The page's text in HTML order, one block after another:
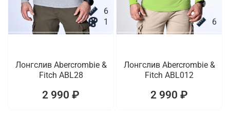
6
1
Лонгслив Abercrombie &
Fitch ABL28
2 990 ₽
6
Лонгслив Abercrombie &
Fitch ABL012
2 990 ₽